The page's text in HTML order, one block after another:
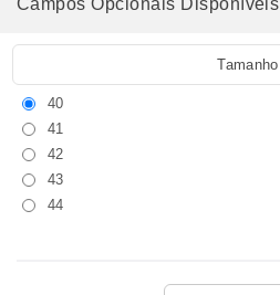
Campos Opcionais Disponíveis
Tamanho
40
41
42
43
44